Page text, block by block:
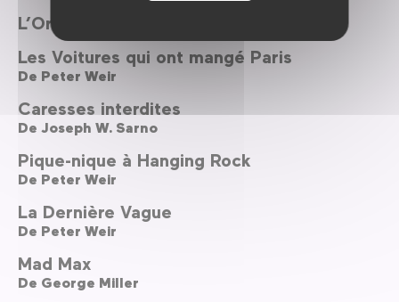
L’Origami : tout un art !
Les Voitures qui ont mangé Paris
De Peter Weir
Caresses interdites
De Joseph W. Sarno
Pique-nique à Hanging Rock
De Peter Weir
La Dernière Vague
De Peter Weir
Mad Max
De George Miller